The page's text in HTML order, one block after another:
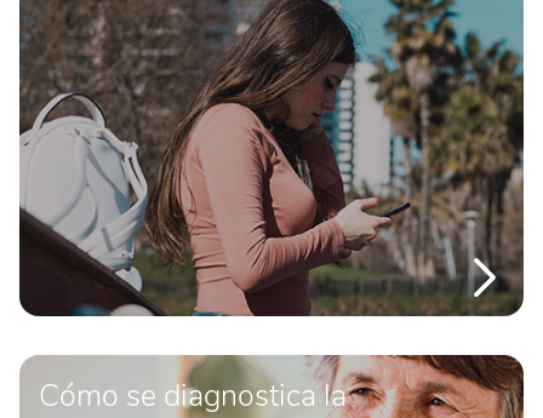
Cómo se diagnostica la